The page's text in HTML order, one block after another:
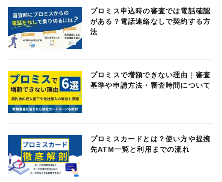
プロミス申込時の審査では電話確認
がある？電話連絡なしで契約する方
法
プロミスで増額できない理由｜審査
基準や申請方法・審査時間について
プロミスカードとは？使い方や提携
先ATM一覧と利用までの流れ